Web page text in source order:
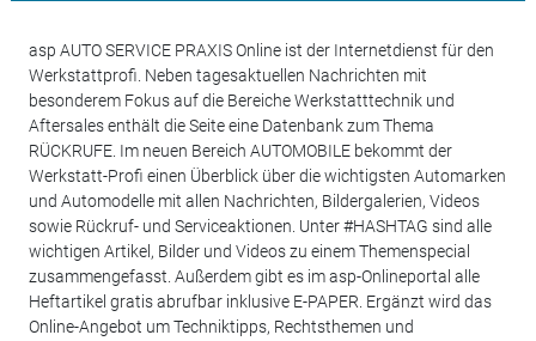
asp AUTO SERVICE PRAXIS Online ist der Internetdienst für den
Werkstattprofi. Neben tagesaktuellen Nachrichten mit
besonderem Fokus auf die Bereiche Werkstatttechnik und
Aftersales enthält die Seite eine Datenbank zum Thema
RÜCKRUFE. Im neuen Bereich AUTOMOBILE bekommt der
Werkstatt-Profi einen Überblick über die wichtigsten Automarken
und Automodelle mit allen Nachrichten, Bildergalerien, Videos
sowie Rückruf- und Serviceaktionen. Unter #HASHTAG sind alle
wichtigen Artikel, Bilder und Videos zu einem Themenspecial
zusammengefasst. Außerdem gibt es im asp-Onlineportal alle
Heftartikel gratis abrufbar inklusive E-PAPER. Ergänzt wird das
Online-Angebot um Techniktipps, Rechtsthemen und